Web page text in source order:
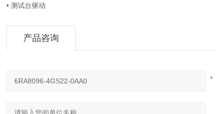
• 测试台驱动
产品咨询